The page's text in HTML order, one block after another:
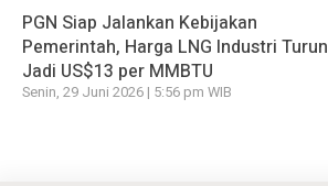
PGN Siap Jalankan Kebijakan
Pemerintah, Harga LNG Industri Turun
Jadi US$13 per MMBTU
Senin, 29 Juni 2026 | 5:56 pm WIB